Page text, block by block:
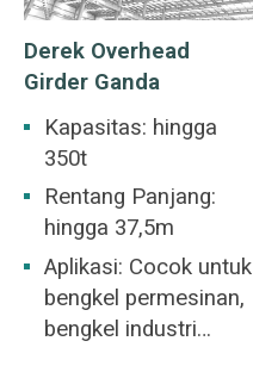
Derek Overhead
Girder Ganda
Kapasitas: hingga
350t
Rentang Panjang:
hingga 37,5m
Aplikasi: Cocok untuk
bengkel permesinan,
bengkel industri